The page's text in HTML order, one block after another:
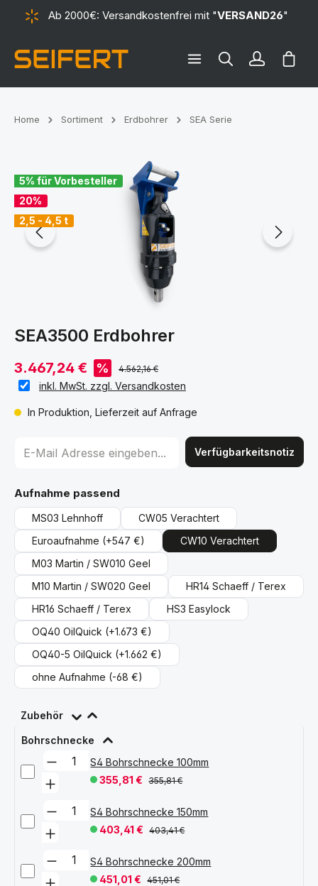
springenAb 2000€: Versandkostenfrei mit "VERSAND26"
Home Sortiment Erdbohrer SEA Serie
5% für Vorbesteller
20%
2,5 - 4,5 t
SEA3500 Erdbohrer
3.467,24 € % 4.562,16 €
inkl. MwSt. zzgl. Versandkosten
In Produktion, Lieferzeit auf Anfrage
Verfügbarkeitsnotiz
Aufnahme passend
MS03 Lehnhoff
CW05 Verachtert
Euroaufnahme (+547 €)
CW10 Verachtert
M03 Martin / SW010 Geel
M10 Martin / SW020 Geel
HR14 Schaeff / Terex
HR16 Schaeff / Terex
HS3 Easylock
OQ40 OilQuick (+1.673 €)
OQ40-5 OilQuick (+1.662 €)
ohne Aufnahme (-68 €)
Zubehör
Bohrschnecke
S4 Bohrschnecke 100mm
355,81 €
355,81 €
S4 Bohrschnecke 150mm
403,41 €
403,41 €
S4 Bohrschnecke 200mm
451,01 €
451,01 €